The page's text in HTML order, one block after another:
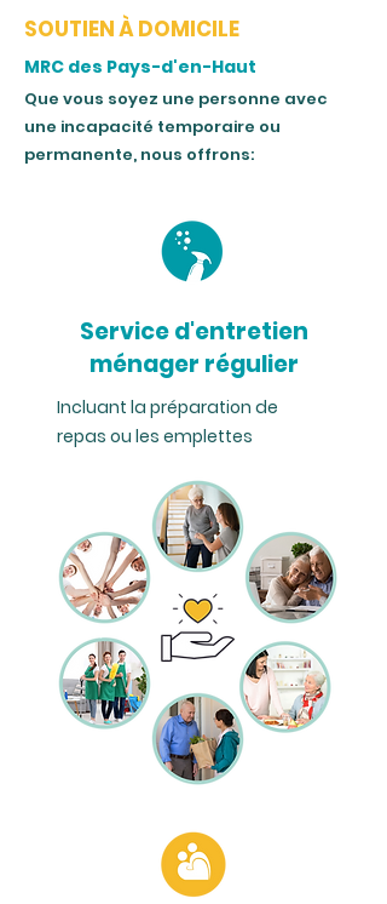
SOUTIEN À DOMICILE
MRC des Pays-d'en-Haut
Que vous soyez une personne avec
une incapacité temporaire ou
permanente, nous offrons:
Service d'entretien
ménager régulier
Incluant la préparation de
repas ou les emplettes